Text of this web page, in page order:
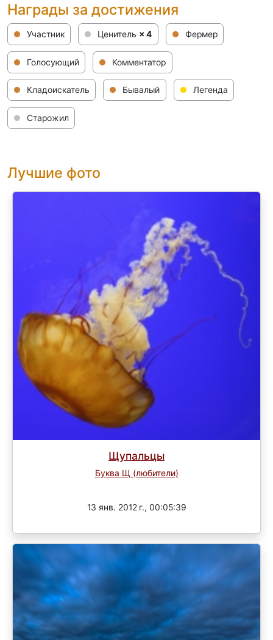
Награды за достижения
Участник Ценитель × 4 Фермер
Голосующий Комментатор
Кладоискатель Бывалый Легенда
Старожил
Лучшие фото
Щупальцы
Буква Щ (любители)
13 янв. 2012 г., 00:05:39